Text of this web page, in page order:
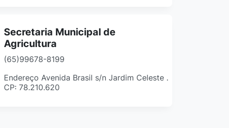
Secretaria Municipal de
Agricultura
(65)99678-8199
Endereço Avenida Brasil s/n Jardim Celeste .
CP: 78.210.620